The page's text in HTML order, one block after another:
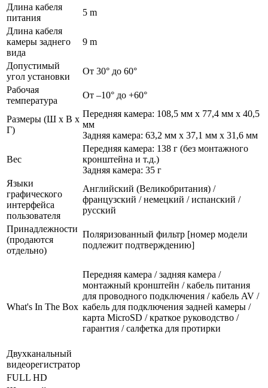
Длина кабеля
питания
5 m
Длина кабеля
камеры заднего
вида
9 m
Допустимый
угол установки
От 30° до 60°
Рабочая
температура
От –10° до +60°
Размеры (Ш x В x
Г)
Передняя камера: 108,5 мм x 77,4 мм x 40,5
мм
Задняя камера: 63,2 мм x 37,1 мм x 31,6 мм
Вес
Передняя камера: 138 г (без монтажного
кронштейна и т.д.)
Задняя камера: 35 г
Языки
графического
интерфейса
пользователя
Английский (Великобритания) /
французский / немецкий / испанский /
русский
Принадлежности
(продаются
отдельно)
Поляризованный фильтр [номер модели
подлежит подтверждению]
What's In The Box
Передняя камера / задняя камера /
монтажный кронштейн / кабель питания
для проводного подключения / кабель AV /
кабель для подключения задней камеры /
карта MicroSD / краткое руководство /
гарантия / салфетка для протирки
Двухканальный
видеорегистратор
FULL HD